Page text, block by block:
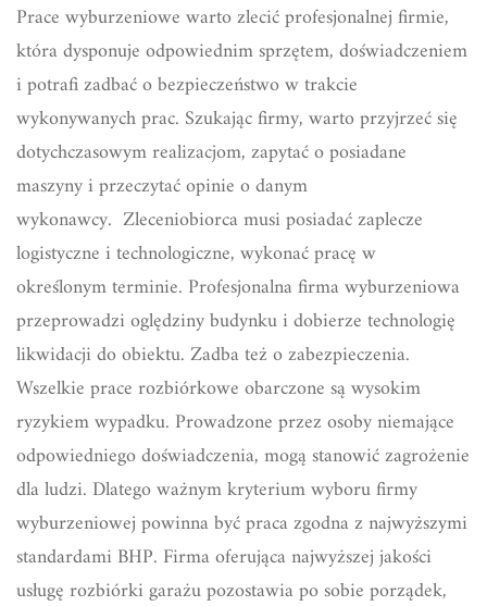
Prace wyburzeniowe warto zlecić profesjonalnej firmie,
która dysponuje odpowiednim sprzętem, doświadczeniem
i potrafi zadbać o bezpieczeństwo w trakcie
wykonywanych prac. Szukając firmy, warto przyjrzeć się
dotychczasowym realizacjom, zapytać o posiadane
maszyny i przeczytać opinie o danym
wykonawcy. Zleceniobiorca musi posiadać zaplecze
logistyczne i technologiczne, wykonać pracę w
określonym terminie. Profesjonalna firma wyburzeniowa
przeprowadzi oględziny budynku i dobierze technologię
likwidacji do obiektu. Zadba też o zabezpieczenia.
Wszelkie prace rozbiórkowe obarczone są wysokim
ryzykiem wypadku. Prowadzone przez osoby niemające
odpowiedniego doświadczenia, mogą stanowić zagrożenie
dla ludzi. Dlatego ważnym kryterium wyboru firmy
wyburzeniowej powinna być praca zgodna z najwyższymi
standardami BHP. Firma oferująca najwyższej jakości
usługę rozbiórki garażu pozostawia po sobie porządek,